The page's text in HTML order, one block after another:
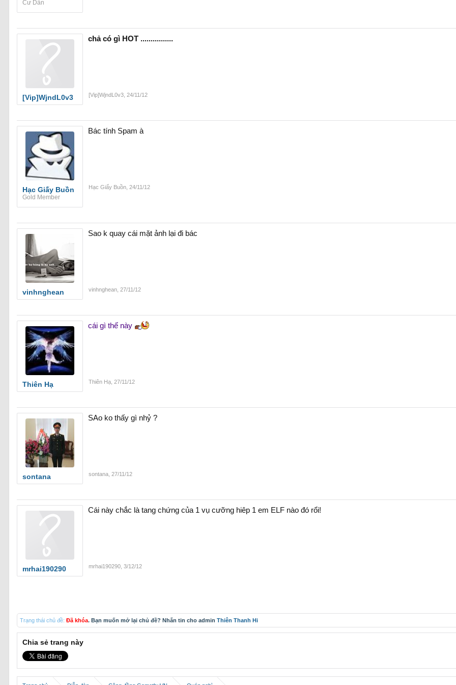
Cư Dân
[Vip]WjndL0v3
chả có gì HOT ................
[Vip]WjndL0v3 24/11/12
Hạc Giấy Buồn
Gold Member
Bác tính Spam à
Hạc Giấy Buồn 24/11/12
vinhnghean
Sao k quay cái mặt ảnh lại đi bác
vinhnghean 27/11/12
Thiên Hạ
cái gì thế này
Thiên Hạ 27/11/12
sontana
SAo ko thấy gì nhỷ ?
sontana 27/11/12
mrhai190290
Cái này chắc là tang chứng của 1 vụ cưỡng hiêp 1 em ELF nào đó rổi!
mrhai190290 3/12/12
Trạng thái chủ đề: Đã khóa. Bạn muốn mở lại chủ đề? Nhắn tin cho adminThiên Thanh Hi
Chia sẻ trang này